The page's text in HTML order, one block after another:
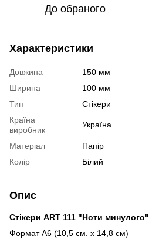
До обраного
Характеристики
Довжина
150 мм
Ширина
100 мм
Тип
Стікери
Країна
виробник
Україна
Матеріал
Папір
Колір
Білий
Опис
Стікери ART 111 "Ноти минулого"
Формат А6 (10,5 см. х 14,8 см)